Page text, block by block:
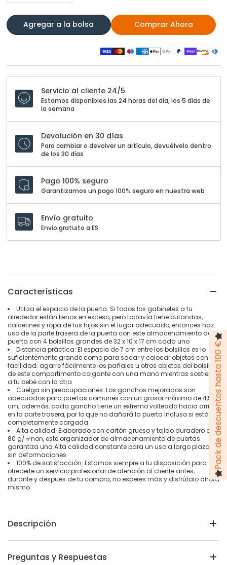
Agregar a la bolsa Comprar Ahora
Servicio al cliente 24/5
Estamos disponibles las 24 horas del día, los 5 días de
la semana
Devolución en 30 días
Para cambiar o devolver un artículo, devuélvelo dentro
de los 30 días
Pago 100% seguro
Garantizamos un pago 100% seguro en nuestra web
Envío gratuito
Envío gratuito a ES
Características
Utiliza el espacio de la puerta: Si todos los gabinetes a tu
alrededor están llenos en exceso, pero todavía tiene bufandas,
calcetines y ropa de tus hijos sin el lugar adecuado, entonces haz
uso de la parte trasera de la puerta con este almacenamiento de
puerta con 4 bolsillos grandes de 32 x 10 x 17 cm cada uno
Distancia práctica: El espacio de 7 cm entre los bolsillos es lo
suficientemente grande como para sacar y colocar objetos con
facilidad; agarre fácilmente los pañales u otros objetos del bolsillo
de este compartimento colgante con una mano mientras sostiene
a tu bebé con la otra
Cuelga sin preocupaciones: Los ganchos mejorados son
adecuados para puertas comunes con un grosor máximo de 4,5
cm; además, cada gancho tiene un extremo volteado hacia arriba
en la parte trasera, por lo que no dañará la puerta incluso si está
completamente cargada
Alta calidad: Elaborado con cartón grueso y tejido duradero de
80 g/㎡non, este organizador de almacenamiento de puertas
garantiza una Alta calidad constante para un uso a largo plazo
sin deformaciones
100% de satisfacción: Estamos siempre a tu disposición para
ofrecerte un servicio profesional de atención al cliente antes,
durante y después de tu compra, no esperes más y disfrútalo ahora
mismo
Descripción
Preguntas y Respuestas
Pack de descuentos hasta 100 €